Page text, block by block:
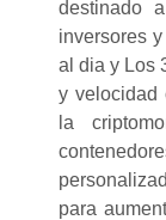
destinado
inversores
al dia y Los
y velocidad
la
para